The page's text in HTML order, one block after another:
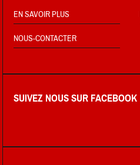
EN SAVOIR PLUS
NOUS-CONTACTER
SUIVEZ NOUS SUR FACEBOOK